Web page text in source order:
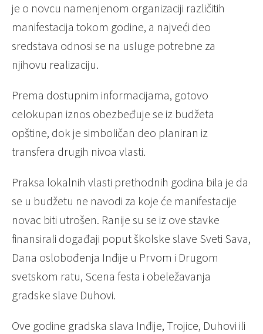
je o novcu namenjenom organizaciji različitih
manifestacija tokom godine, a najveći deo
sredstava odnosi se na usluge potrebne za
njihovu realizaciju.
Prema dostupnim informacijama, gotovo
celokupan iznos obezbeđuje se iz budžeta
opštine, dok je simboličan deo planiran iz
transfera drugih nivoa vlasti.
Praksa lokalnih vlasti prethodnih godina bila je da
se u budžetu ne navodi za koje će manifestacije
novac biti utrošen. Ranije su se iz ove stavke
finansirali događaji poput školske slave Sveti Sava,
Dana oslobođenja Inđije u Prvom i Drugom
svetskom ratu, Scena festa i obeležavanja
gradske slave Duhovi.
Ove godine gradska slava Inđije, Trojice, Duhovi ili